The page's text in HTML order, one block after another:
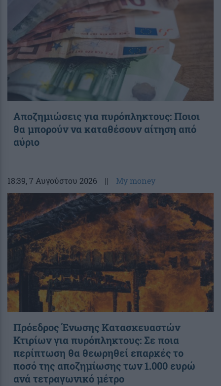
Αποζημιώσεις για πυρόπληκτους: Ποιοι
θα μπορούν να καταθέσουν αίτηση από
αύριο
18:39, 7 Αυγούστου 2026 || My money
Πρόεδρος Ένωσης Κατασκευαστών
Κτιρίων για πυρόπληκτους: Σε ποια
περίπτωση θα θεωρηθεί επαρκές το
ποσό της αποζημίωσης των 1.000 ευρώ
ανά τετραγωνικό μέτρο